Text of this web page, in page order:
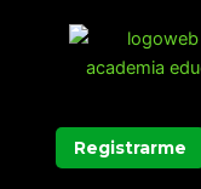
Registrarme